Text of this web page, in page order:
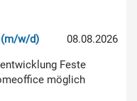
08.08.2026
(m/w/d)
Feste
möglich